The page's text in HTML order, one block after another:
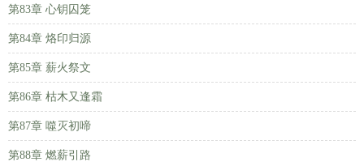
第83章 心钥囚笼
第84章 烙印归源
第85章 薪火祭文
第86章 枯木又逢霜
第87章 噬灭初啼
第88章 燃薪引路